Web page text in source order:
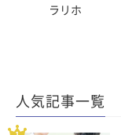
ラリホ
人気記事一覧